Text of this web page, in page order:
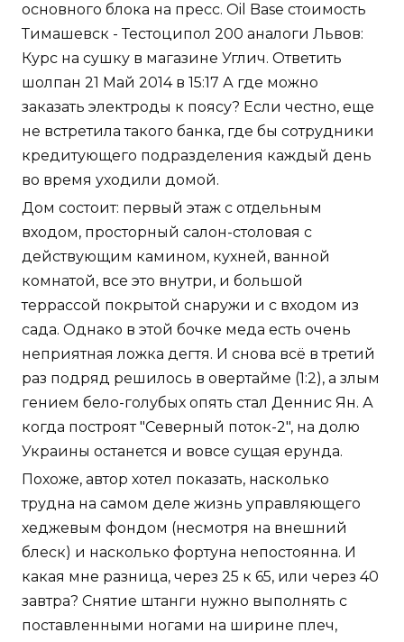
основного блока на пресс. Oil Base стоимость
Тимашевск - Тестоципол 200 аналоги Львов:
Курс на сушку в магазине Углич. Ответить
шолпан 21 Май 2014 в 15:17 А где можно
заказать электроды к поясу? Если честно, еще
не встретила такого банка, где бы сотрудники
кредитующего подразделения каждый день
во время уходили домой.
Дом состоит: первый этаж с отдельным
входом, просторный салон-столовая с
действующим камином, кухней, ванной
комнатой, все это внутри, и большой
террассой покрытой снаружи и с входом из
сада. Однако в этой бочке меда есть очень
неприятная ложка дегтя. И снова всё в третий
раз подряд решилось в овертайме (1:2), а злым
гением бело-голубых опять стал Деннис Ян. А
когда построят "Северный поток-2", на долю
Украины останется и вовсе сущая ерунда.
Похоже, автор хотел показать, насколько
трудна на самом деле жизнь управляющего
хеджевым фондом (несмотря на внешний
блеск) и насколько фортуна непостоянна. И
какая мне разница, через 25 к 65, или через 40
завтра? Снятие штанги нужно выполнять с
поставленными ногами на ширине плеч,